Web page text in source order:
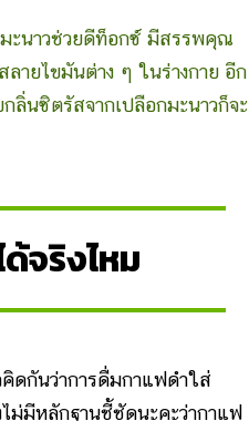
มะนาวช่วยดีท็อกซ์ มีสรรพคุณ
ายไขมันต่าง ๆ ในร่างกาย อีก
ลิ่นซิตรัสจากเปลือกมะนาวก็จะ
จริงไหม
กันว่าการดื่มกาแฟดำใส่
ม่มีหลักฐานชี้ชัดนะคะว่ากาแฟ